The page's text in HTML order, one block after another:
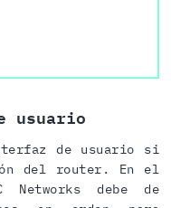
usuario
de usuario si
del router. En el
Networks debe de